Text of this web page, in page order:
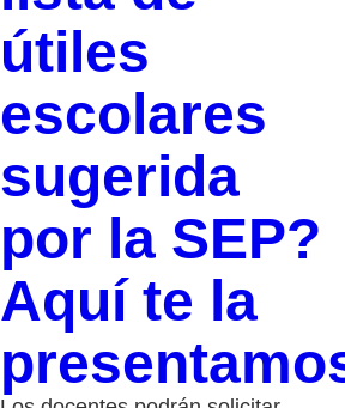
útiles
escolares
sugerida
por la SEP?
Aquí te la